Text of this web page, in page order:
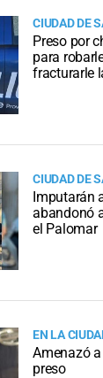
CIUDAD DE
Preso por
para
fracturarle
CIUDAD DE
Imputarán
abandonó
el Palomar
EN LA
Amenazó
preso